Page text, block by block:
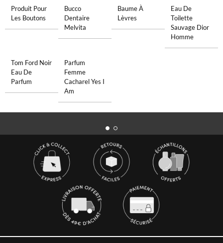
Produit Pour
Les Boutons
Bucco
Dentaire
Melvita
Baume À
Lèvres
Eau De
Toilette
Sauvage Dior
Homme
Tom Ford Noir
Eau De
Parfum
Parfum
Femme
Cacharel Yes I
Am